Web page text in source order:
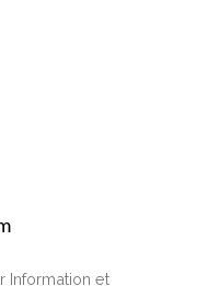
Information et